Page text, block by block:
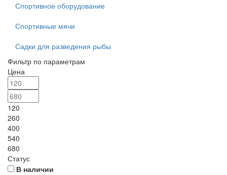
Спортивное оборудование
Спортивные мячи
Садки для разведения рыбы
Фильтр по параметрам
Цена
120
260
400
540
680
Статус
В наличии